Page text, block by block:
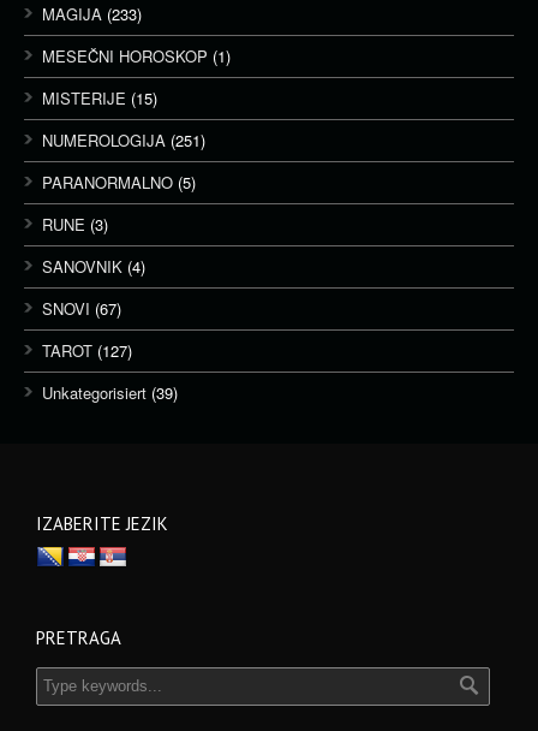
MAGIJA (233)
MESEČNI HOROSKOP (1)
MISTERIJE (15)
NUMEROLOGIJA (251)
PARANORMALNO (5)
RUNE (3)
SANOVNIK (4)
SNOVI (67)
TAROT (127)
Unkategorisiert (39)
IZABERITE JEZIK
PRETRAGA